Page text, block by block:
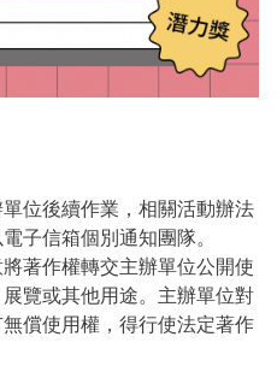
位後續作業，相關活動辦法
子信箱個別通知團隊。
著作權轉交主辦單位公開使
覽或其他用途。主辦單位對
償使用權，得行使法定著作